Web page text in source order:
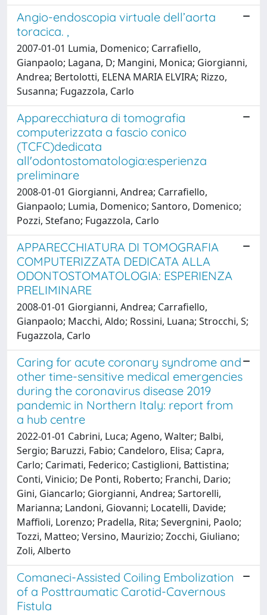
Angio-endoscopia virtuale dell’aorta
toracica. ,
2007-01-01 Lumia, Domenico; Carrafiello,
Gianpaolo; Lagana, D; Mangini, Monica; Giorgianni,
Andrea; Bertolotti, ELENA MARIA ELVIRA; Rizzo,
Susanna; Fugazzola, Carlo
Apparecchiatura di tomografia
computerizzata a fascio conico
(TCFC)dedicata
all'odontostomatologia:esperienza
preliminare
2008-01-01 Giorgianni, Andrea; Carrafiello,
Gianpaolo; Lumia, Domenico; Santoro, Domenico;
Pozzi, Stefano; Fugazzola, Carlo
APPARECCHIATURA DI TOMOGRAFIA
COMPUTERIZZATA DEDICATA ALLA
ODONTOSTOMATOLOGIA: ESPERIENZA
PRELIMINARE
2008-01-01 Giorgianni, Andrea; Carrafiello,
Gianpaolo; Macchi, Aldo; Rossini, Luana; Strocchi, S;
Fugazzola, Carlo
Caring for acute coronary syndrome and
other time-sensitive medical emergencies
during the coronavirus disease 2019
pandemic in Northern Italy: report from
a hub centre
2022-01-01 Cabrini, Luca; Ageno, Walter; Balbi,
Sergio; Baruzzi, Fabio; Candeloro, Elisa; Capra,
Carlo; Carimati, Federico; Castiglioni, Battistina;
Conti, Vinicio; De Ponti, Roberto; Franchi, Dario;
Gini, Giancarlo; Giorgianni, Andrea; Sartorelli,
Marianna; Landoni, Giovanni; Locatelli, Davide;
Maffioli, Lorenzo; Pradella, Rita; Severgnini, Paolo;
Tozzi, Matteo; Versino, Maurizio; Zocchi, Giuliano;
Zoli, Alberto
Comaneci-Assisted Coiling Embolization
of a Posttraumatic Carotid-Cavernous
Fistula